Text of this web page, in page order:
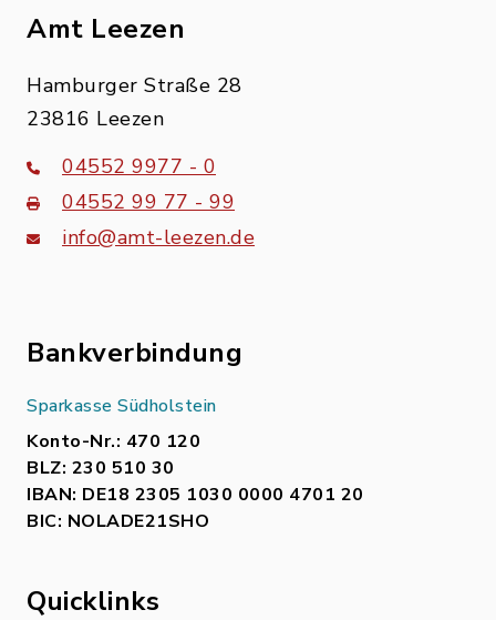
Amt Leezen
Hamburger Straße 28
23816 Leezen
04552 9977 - 0
04552 99 77 - 99
info@amt-leezen.de
Bankverbindung
Sparkasse Südholstein
Konto-Nr.: 470 120
BLZ: 230 510 30
IBAN: DE18 2305 1030 0000 4701 20
BIC: NOLADE21SHO
Quicklinks